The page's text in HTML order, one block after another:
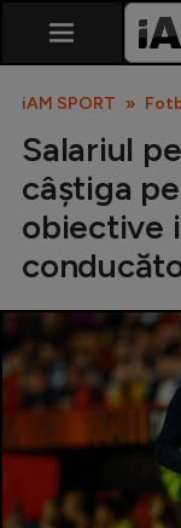
U21
iAM SPORT
Salariul
câștiga
obiective